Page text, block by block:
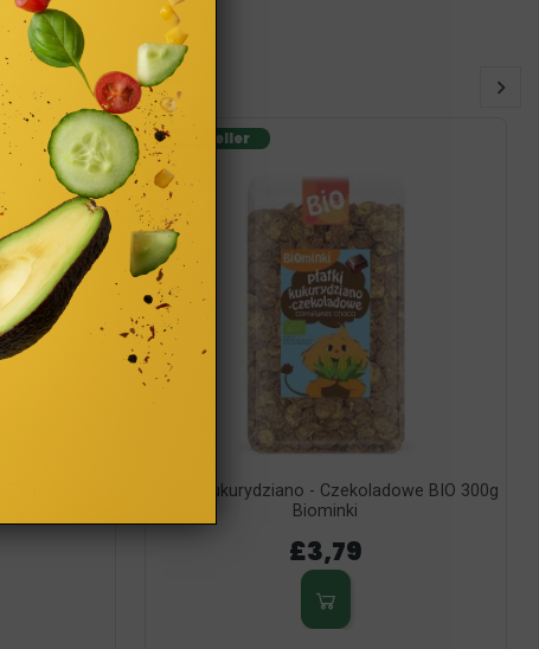
Płatki Kukurydziano - Czekoladowe BIO 300g
Biominki
£3,79
Bestseller